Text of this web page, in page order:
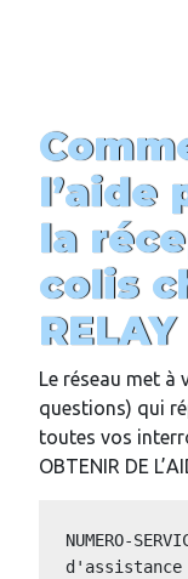
l’aide
la
colis
RELAY
Le réseau met à
questions) qui
toutes vos
OBTENIR DE
NUMERO-